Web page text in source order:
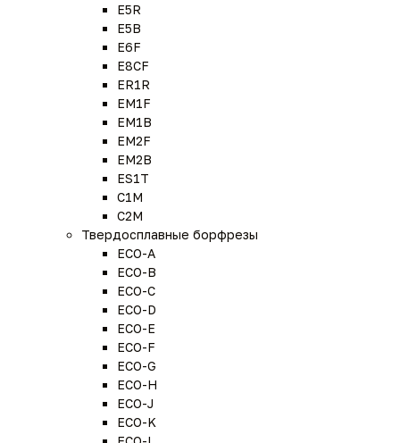
E5R
E5B
E6F
E8CF
ER1R
EM1F
EM1B
EM2F
EM2B
ES1T
C1M
C2M
Твердосплавные борфрезы
ECO-A
ECO-B
ECO-C
ECO-D
ECO-E
ECO-F
ECO-G
ECO-H
ECO-J
ECO-K